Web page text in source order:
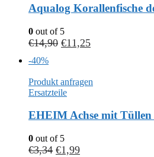
Aqualog Korallenfische
0 out of 5
€14,90 €11,25
-40%
Produkt anfragen
Ersatzteile
EHEIM Achse mit Tüllen
0 out of 5
€3,34 €1,99